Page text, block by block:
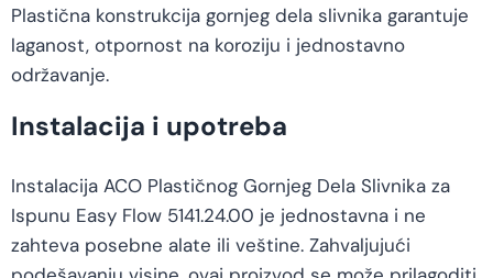
Plastična konstrukcija gornjeg dela slivnika garantuje
laganost, otpornost na koroziju i jednostavno
održavanje.
Instalacija i upotreba
Instalacija ACO Plastičnog Gornjeg Dela Slivnika za
Ispunu Easy Flow 5141.24.00 je jednostavna i ne
zahteva posebne alate ili veštine. Zahvaljujući